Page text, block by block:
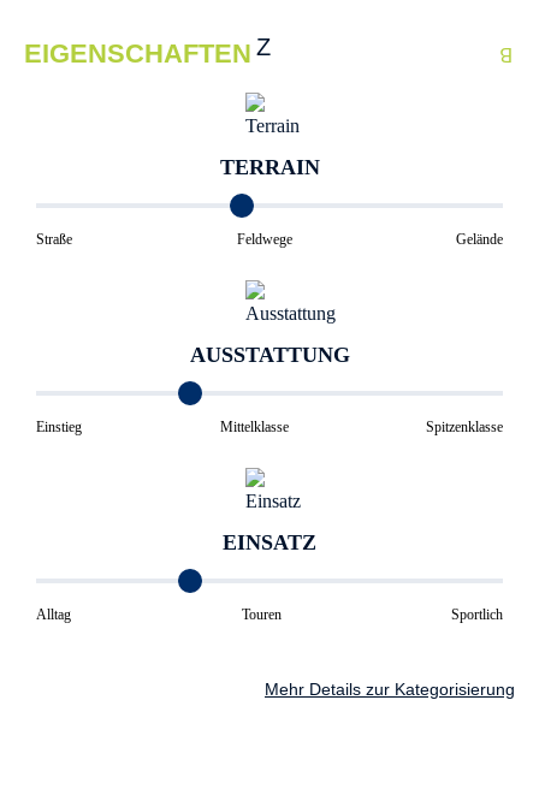
EIGENSCHAFTEN
TERRAIN
Straße Feldwege Gelände
AUSSTATTUNG
Einstieg Mittelklasse Spitzenklasse
EINSATZ
Alltag Touren Sportlich
Mehr Details zur Kategorisierung